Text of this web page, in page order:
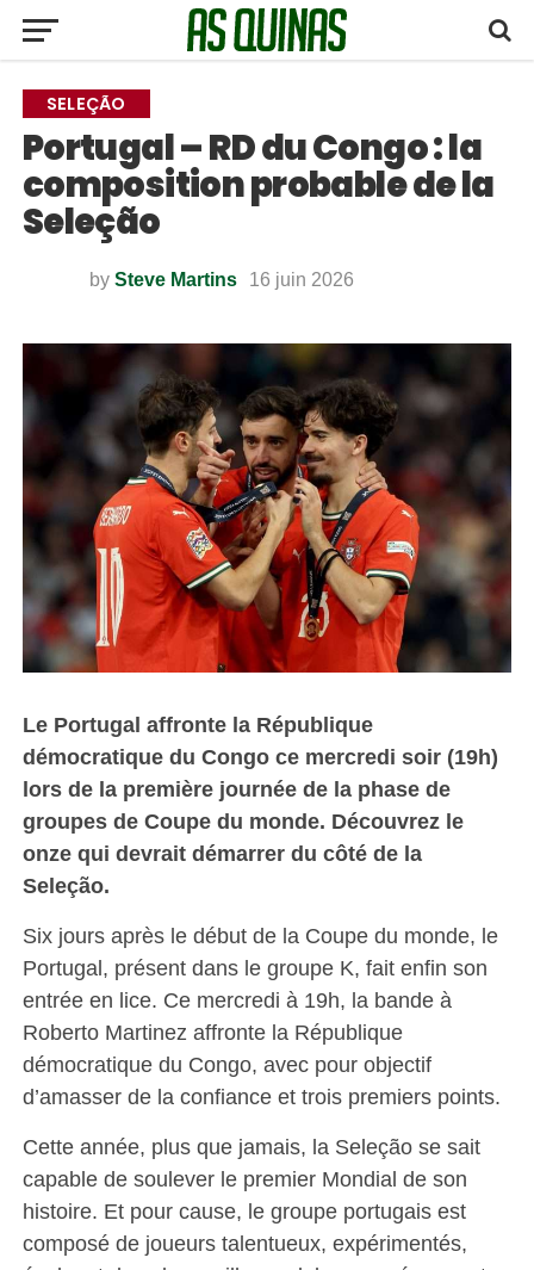
SELEÇÃO
Portugal – RD du Congo : la
composition probable de la
Seleção
by Steve Martins 16 juin 2026
Le Portugal affronte la République
démocratique du Congo ce mercredi soir (19h)
lors de la première journée de la phase de
groupes de Coupe du monde. Découvrez le
onze qui devrait démarrer du côté de la
Seleção.
Six jours après le début de la Coupe du monde, le
Portugal, présent dans le groupe K, fait enfin son
entrée en lice. Ce mercredi à 19h, la bande à
Roberto Martinez affronte la République
démocratique du Congo, avec pour objectif
d’amasser de la confiance et trois premiers points.
Cette année, plus que jamais, la Seleção se sait
capable de soulever le premier Mondial de son
histoire. Et pour cause, le groupe portugais est
composé de joueurs talentueux, expérimentés,